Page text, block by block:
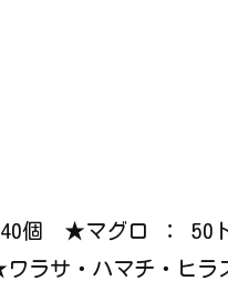
個 ★マグロ ：
サ・ハマチ・ヒ